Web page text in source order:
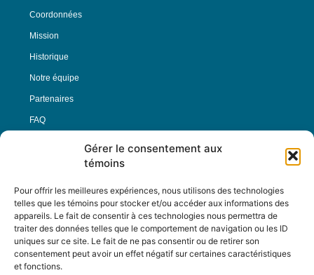
Gérer le consentement aux
témoins
Pour offrir les meilleures expériences, nous utilisons des technologies
telles que les témoins pour stocker et/ou accéder aux informations des
appareils. Le fait de consentir à ces technologies nous permettra de
traiter des données telles que le comportement de navigation ou les ID
uniques sur ce site. Le fait de ne pas consentir ou de retirer son
consentement peut avoir un effet négatif sur certaines caractéristiques
et fonctions.
Coordonnées
Mission
Historique
Notre équipe
Partenaires
FAQ
Nous Suivre